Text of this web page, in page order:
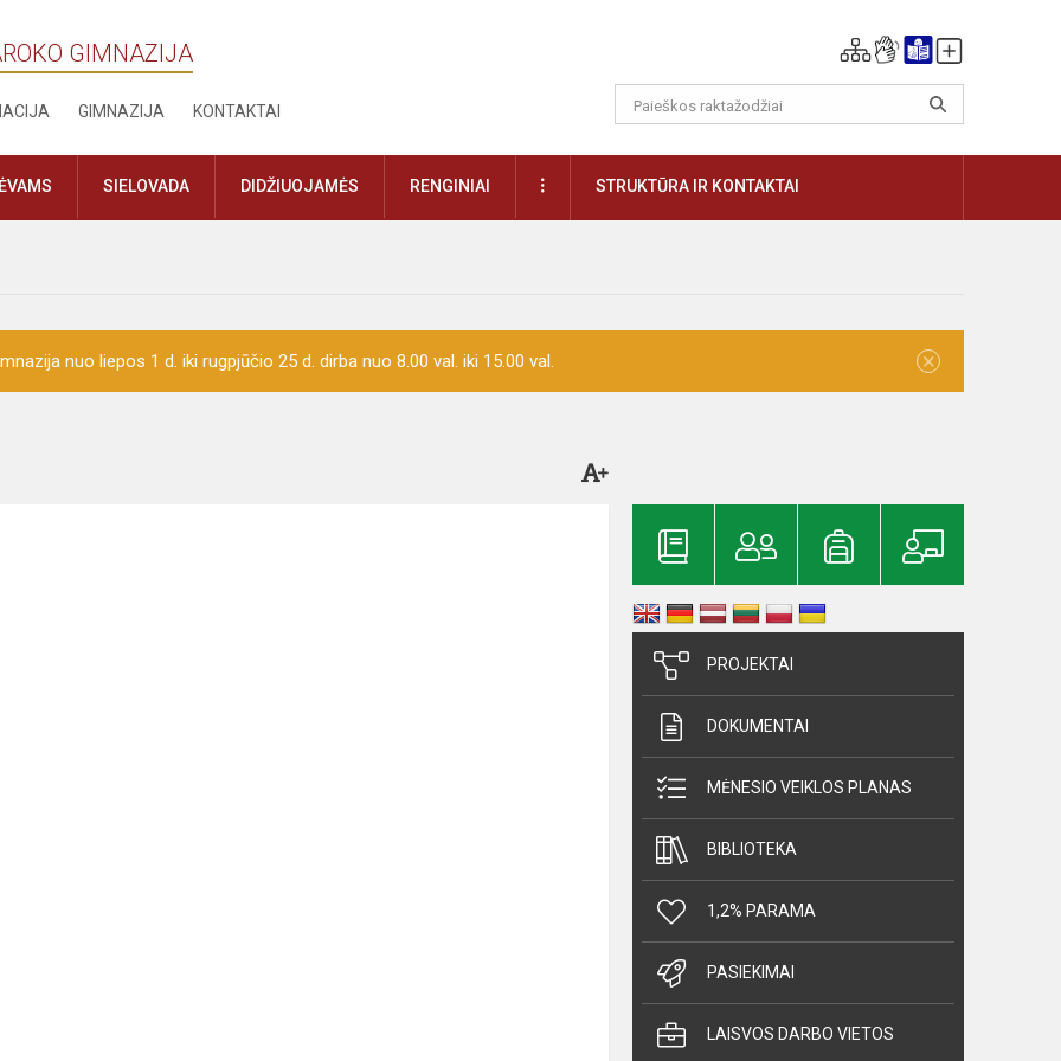
GIMNAZIJA
GIMNAZIJA KONTAKTAI
SIELOVADA DIDŽIUOJAMĖS RENGINIAI DAUGIAUSTRUKTŪRA IR KONTAKTAI
nuo liepos 1 d. iki rugpjūčio 25 d. dirba nuo 8.00 val. iki 15.00 val. ×
PROJEKTAI
DOKUMENTAI
MĖNESIO VEIKLOS PLANAS
BIBLIOTEKA
1,2% PARAMA
PASIEKIMAI
LAISVOS DARBO VIETOS